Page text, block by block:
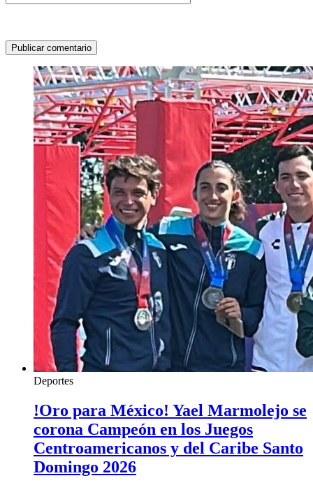
Deportes
!Oro para México! Yael Marmolejo se
corona Campeón en los Juegos
Centroamericanos y del Caribe Santo
Domingo 2026